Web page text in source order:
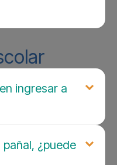
ingresar a
¿puede